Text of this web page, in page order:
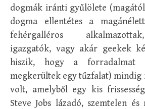
dogmák iránti gyűlölete
dogma ellentétes a
fehérgalléros
igazgatók, vagy akár geekek
hiszik, hogy a forradalmat
megkerültek egy tűzfalat) mindig
volt, amelyből egy kis
Steve Jobs lázadó, szemtelen